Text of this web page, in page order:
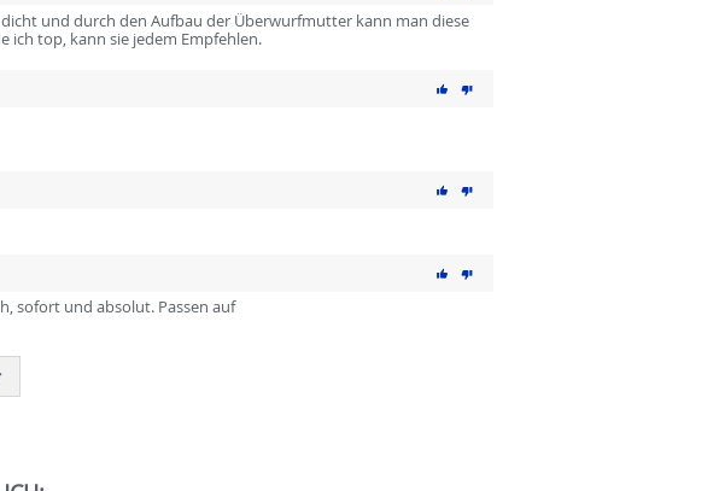
und durch den Aufbau der Überwurfmutter kann man diese
ich top, kann sie jedem Empfehlen.
sofort und absolut. Passen auf